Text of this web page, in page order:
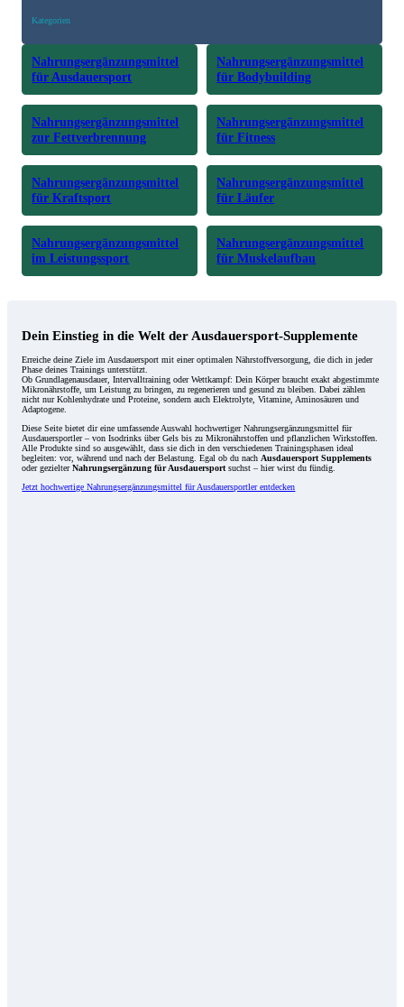
Kategorien
Nahrungsergänzungsmittel
für Ausdauersport
Nahrungsergänzungsmittel
für Bodybuilding
Nahrungsergänzungsmittel
zur Fettverbrennung
Nahrungsergänzungsmittel
für Fitness
Nahrungsergänzungsmittel
für Kraftsport
Nahrungsergänzungsmittel
für Läufer
Nahrungsergänzungsmittel
im Leistungssport
Nahrungsergänzungsmittel
für Muskelaufbau
Dein Einstieg in die Welt der Ausdauersport-Supplemente
Erreiche deine Ziele im Ausdauersport mit einer optimalen Nährstoffversorgung, die dich in jeder
Phase deines Trainings unterstützt.
Ob Grundlagenausdauer, Intervalltraining oder Wettkampf: Dein Körper braucht exakt abgestimmte
Mikronährstoffe, um Leistung zu bringen, zu regenerieren und gesund zu bleiben. Dabei zählen
nicht nur Kohlenhydrate und Proteine, sondern auch Elektrolyte, Vitamine, Aminosäuren und
Adaptogene.
Diese Seite bietet dir eine umfassende Auswahl hochwertiger Nahrungsergänzungsmittel für
Ausdauersportler – von Isodrinks über Gels bis zu Mikronährstoffen und pflanzlichen Wirkstoffen.
Alle Produkte sind so ausgewählt, dass sie dich in den verschiedenen Trainingsphasen ideal
begleiten: vor, während und nach der Belastung. Egal ob du nachAusdauersport Supplements
oder gezielterNahrungsergänzung für Ausdauersportsuchst – hier wirst du fündig.
Jetzt hochwertige Nahrungsergänzungsmittel für Ausdauersportler entdecken